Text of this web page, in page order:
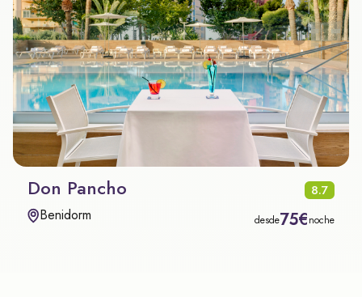
Don Pancho 8.7
Benidorm desde75€noche